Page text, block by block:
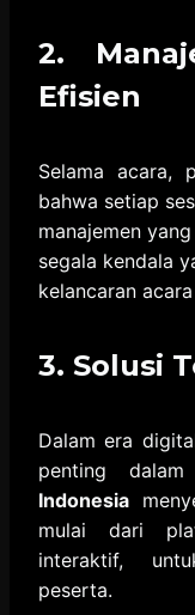
2.
Efisien
Selama acara,
bahwa setiap
manajemen
segala kendala
kelancaran
3. Solusi
Dalam era
penting
Indonesia
mulai dari
interaktif,
peserta.